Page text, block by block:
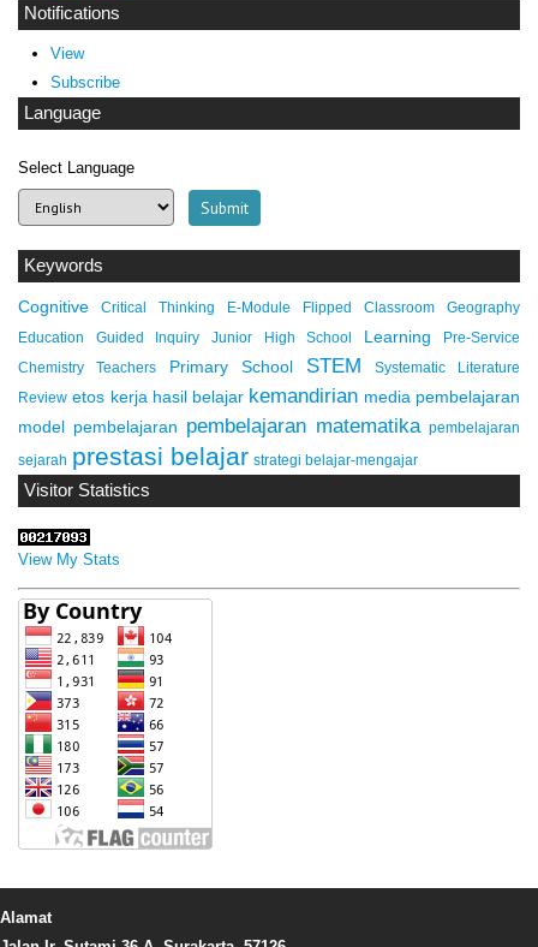
Notifications
View
Subscribe
Language
Select Language
Keywords
Cognitive Critical Thinking E-Module Flipped Classroom
Geography
Education
Guided Inquiry Junior High School Learning
Pre-Service
Chemistry Teachers
Primary School STEM
Systematic Literature
Review etos kerja hasil belajar kemandirian media pembelajaran
model pembelajaran pembelajaran matematika pembelajaran
sejarah prestasi belajar strategi belajar-mengajar
Visitor Statistics
View My Stats
Alamat